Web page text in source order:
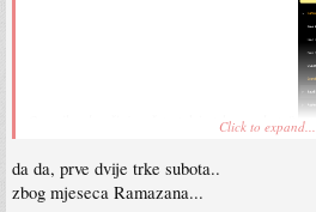
Ovo vikend počinje u četvrtak i utrka u subotu?
Click to expand...
da da, prve dvije trke subota..
zbog mjeseca Ramazana...